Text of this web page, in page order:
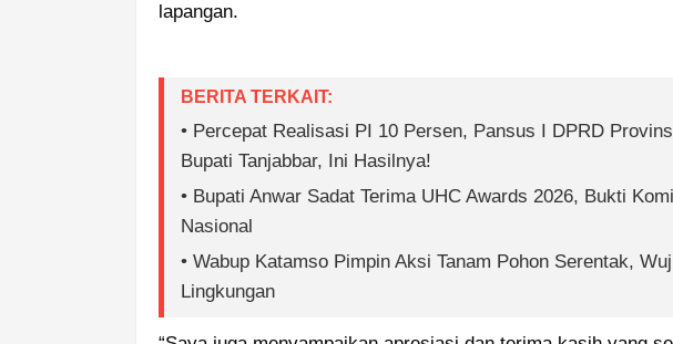
lapangan.
BERITA TERKAIT:
• Percepat Realisasi PI 10 Persen, Pansus I DPRD
Bupati Tanjabbar, Ini Hasilnya!
• Bupati Anwar Sadat Terima UHC Awards 2026, Bukti
Nasional
• Wabup Katamso Pimpin Aksi Tanam Pohon Serentak,
Lingkungan